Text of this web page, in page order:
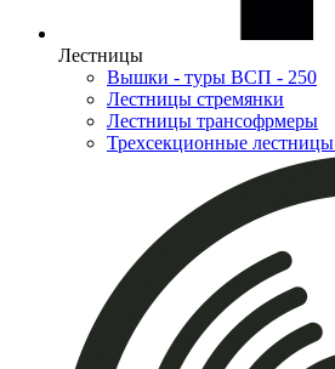
Лестницы
Вышки - туры ВСП - 250
Лестницы стремянки
Лестницы трансофрмеры
Трехсекционные